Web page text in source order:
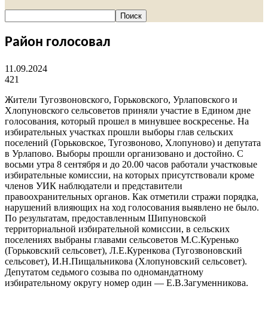
Район голосовал
11.09.2024
421
Жители Тугозвоновского, Горьковского, Урлаповского и
Хлопуновского сельсоветов приняли участие в Едином дне
голосования, который прошел в минувшее воскресенье. На
избирательных участках прошли выборы глав сельских
поселений (Горьковское, Тугозвоново, Хлопуново) и депутата
в Урлапово. Выборы прошли организовано и достойно. С
восьми утра 8 сентября и до 20.00 часов работали участковые
избирательные комиссии, на которых присутствовали кроме
членов УИК наблюдатели и представители
правоохранительных органов. Как отметили стражи порядка,
нарушений влияющих на ход голосования выявлено не было.
По результатам, предоставленным Шипуновской
территориальной избирательной комиссии, в сельских
поселениях выбраны главами сельсоветов М.С.Куренько
(Горьковский сельсовет), Л.Е.Куренкова (Тугозвоновский
сельсовет), И.Н.Пищальникова (Хлопуновский сельсовет).
Депутатом седьмого созыва по одномандатному
избирательному округу номер один — Е.В.Загуменникова.